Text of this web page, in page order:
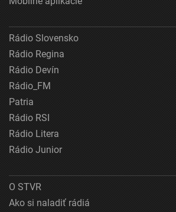
Rádio Slovensko
Rádio Regina
Rádio Devín
Rádio_FM
Patria
Rádio RSI
Rádio Litera
Rádio Junior
O STVR
Ako si naladiť rádiá